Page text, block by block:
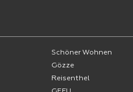
Schöner Wohnen
Gözze
Reisenthel